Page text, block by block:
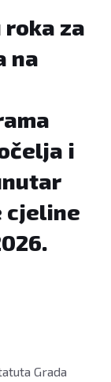
roka za
na
i
cjeline
Grada